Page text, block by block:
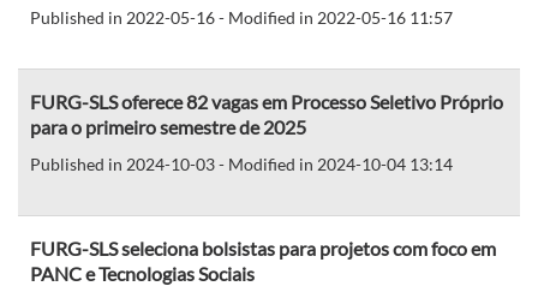
Published in 2022-05-16 - Modified in 2022-05-16 11:57
FURG-SLS oferece 82 vagas em Processo Seletivo Próprio
para o primeiro semestre de 2025
Published in 2024-10-03 - Modified in 2024-10-04 13:14
FURG-SLS seleciona bolsistas para projetos com foco em
PANC e Tecnologias Sociais